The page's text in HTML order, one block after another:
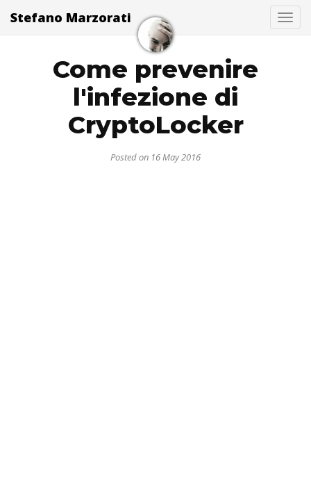
Stefano Marzorati
Come prevenire
l'infezione di
CryptoLocker
Posted on 16 May 2016